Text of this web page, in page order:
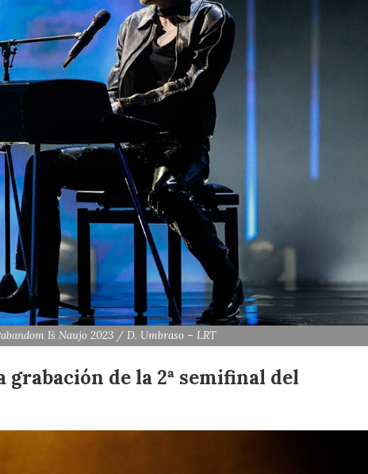
Iš Naujo 2023 / D. Umbraso – LRT
grabación de la 2ª semifinal del